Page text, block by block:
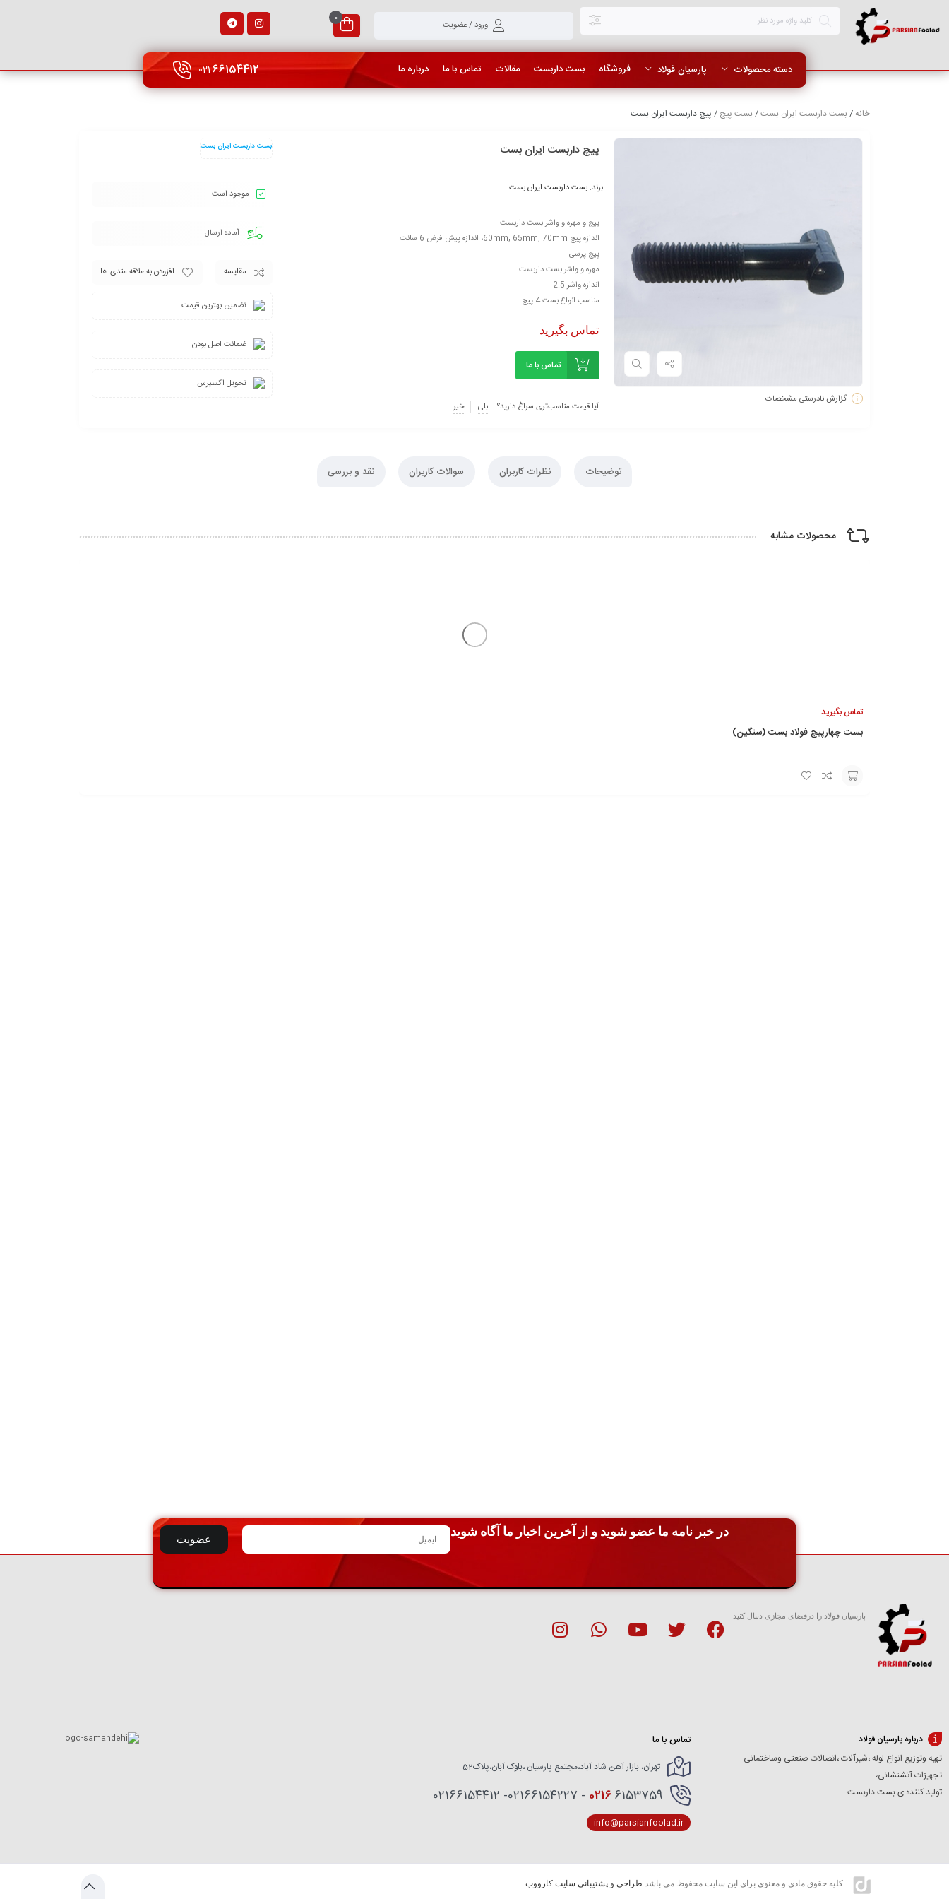
ورود / عضویت
0
دسته محصولات پارسیان فولاد فروشگاه بست داربست مقالات تماس با ما درباره ما 66154412
021
خانه/ بست داربست ایران بست/ بست پیچ / پیچ داربست ایران بست
گزارش نادرستی مشخصات
پیچ داربست ایران بست
برند:بست داربست ایران بست
پیچ و مهره و واشر بست داربست
اندازه پیچ 60mm, 65mm, 70mm، اندازه پیش فرض 6 سانت
پیچ پرسی
مهره و واشر بست داربست
اندازه واشر 2.5
مناسب انواع بست 4 پیچ
تماس بگیرید
تماس با ما
آیا قیمت مناسب‌تری سراغ دارید؟ بلی خیر
بست داربست ایران بست
موجود است
آماده ارسال
مقایسه افزودن به علاقه مندی ها
تضمین بهترین قیمت
ضمانت اصل بودن
تحویل اکسپرس
توضیحات نظرات کاربران سوالات کاربران نقد و بررسی
محصولات مشابه
تماس بگیرید
بست چهارپیچ فولاد بست (سنگین)
عضویت
در خبر نامه ما عضو شوید و از آخرین اخبار ما آگاه شوید
پارسیان فولاد را درفضای مجازی دنبال کنید
درباره پارسیان فولاد
تهیه وتوزیع انواع لوله ،شیرآلات ،اتصالات صنعتی وساختمانی
تجهیزات آتشنشانی،
تولید کننده ی بست داربست
تماس با ما
تهران، بازار آهن شاد آباد،مجتمع پارسیان ،بلوک آبان،پلاک52
02166153759 - 02166154227- 02166154412
info@parsianfoolad.ir
کلیه حقوق مادی و معنوی برای این سایت محفوظ می باشد.طراحی و پشتیبانی سایت کارووب